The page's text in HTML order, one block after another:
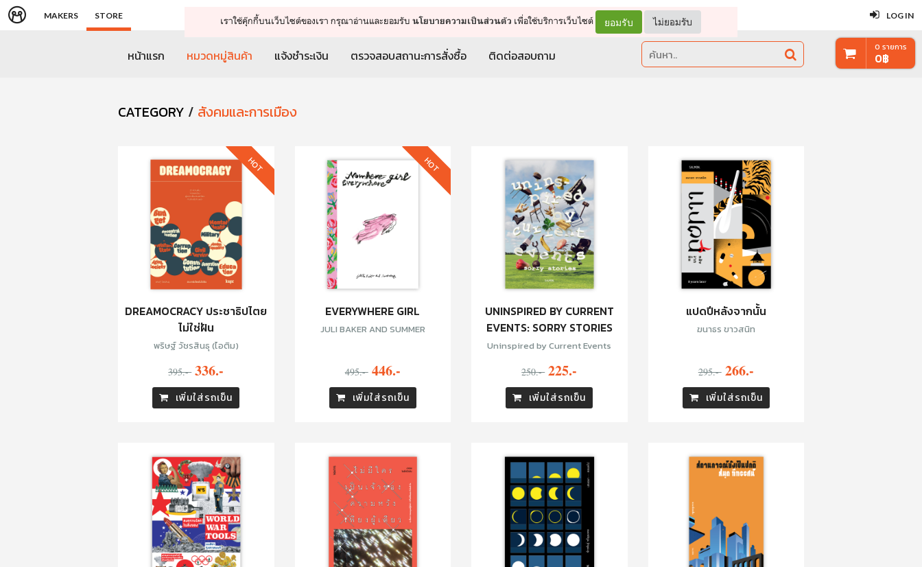
ปิด
จัดการรถเข็น ดำเนินการต่อ
MAKERS STORE LOG IN
เราใช้คุ๊กกี้บนเว็บไซต์ของเรา กรุณาอ่านและยอมรับนโยบายความเป็นส่วนตัว เพื่อใช้บริการเว็บไซต์ ยอมรับ ไม่ยอมรับ
หน้าแรก หมวดหมู่สินค้า แจ้งชำระเงิน ตรวจสอบสถานะการสั่งซื้อ ติดต่อสอบถาม
0 รายการ
0฿
CATEGORY / สังคมและการเมือง
DREAMOCRACY ประชาธิปไตย
ไม่ใช่ฝัน
พริษฐ์ วัชรสินธุ (ไอติม)
395.- 336.-
เพิ่มใส่รถเข็น
HOT
EVERYWHERE GIRL
JULI BAKER AND SUMMER
495.- 446.-
เพิ่มใส่รถเข็น
HOT
UNINSPIRED BY CURRENT
EVENTS: SORRY STORIES
Uninspired by Current Events
250.- 225.-
เพิ่มใส่รถเข็น
แปดปีหลังจากนั้น
ฆนาธร ขาวสนิท
295.- 266.-
เพิ่มใส่รถเข็น